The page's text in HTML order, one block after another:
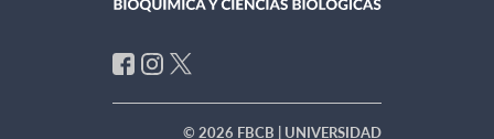
© 2026 FBCB | UNIVERSIDAD